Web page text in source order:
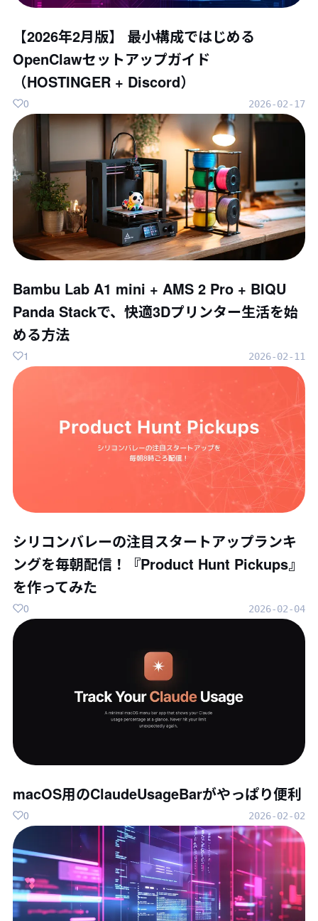
【2026年2月版】 最小構成ではじめる
OpenClawセットアップガイド
（HOSTINGER + Discord）
2026-02-17
0
Bambu Lab A1 mini + AMS 2 Pro + BIQU
Panda Stackで、快適3Dプリンター生活を始
める方法
2026-02-11
1
シリコンバレーの注目スタートアップランキ
ングを毎朝配信！『Product Hunt Pickups』
を作ってみた
2026-02-04
0
macOS用のClaudeUsageBarがやっぱり便利
2026-02-02
0